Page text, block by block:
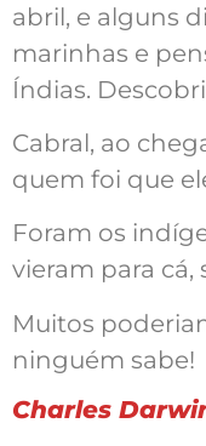
abril, e alguns
marinhas e
Índias.
Cabral, ao
quem foi que
Foram os
vieram para cá,
Muitos
ninguém sabe!
Charles